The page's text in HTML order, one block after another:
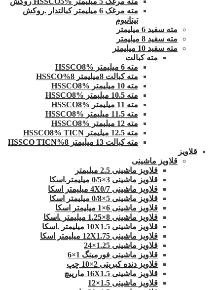
مته مرغک 6 میلیمتر کبالتدار .روکش
تیتانیوم
مته سفید 6 میلیمتر
مته سفید 8 میلیمتر
مته سفید 10 میلیمتر
مته کبالت
مته 6 میلیمتر HSSCO8%
مته کبالت 8میلیمتر 8%HSSCO
مته 10 میلیمتر HSSCO8%
مته 10.5 میلیمتر HSSCO8%
مته 11 میلیمتر HSSCO8%
مته 11.5 میلیمتر HSSCO8%
مته 12 میلیمتر HSSCO8%
مته 12.5 میلیمتر HSSCO8% TICN
مته کبالت 13 میلیمتر 8%HSSCO TICN
قلاویز
قلاویز ماشینی
قلاویز ماشینی 2.5 میلیمتر
قلاویز ماشینی 3×0/5 میلیمتر.اسکا
قلاویز ماشینی 4X0/7 میلیمتر اسکا
قلاویز ماشینی 5×0/8 میلیمتر اسکا
قلاویز ماشینی 6×1 میلیمتر اسکا
قلاویز ماشینی 8×1.25 میلیمتر .اسکا
قلاویز ماشینی 10X1.5 میلیمتر .اسکا
قلاویز ماشینی 12X1.75 میلیمتر اسکا
قلاویز ماشینی 1.25×24
قلاویز ماشینی فورمینگ 1×6
قلاویز دنده کبریتی 2×10 چپ
قلاویز ماشینی 16X1.5 مارپیچ
قلاویز ماشینی 1.5×12